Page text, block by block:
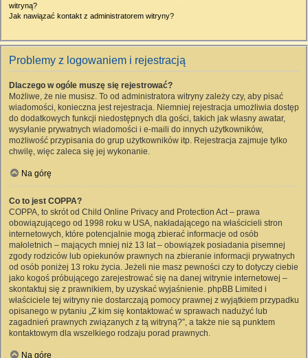
witryną?
Jak nawiązać kontakt z administratorem witryny?
Problemy z logowaniem i rejestracją
Dlaczego w ogóle muszę się rejestrować?
Możliwe, że nie musisz. To od administratora witryny zależy czy, aby pisać
wiadomości, konieczna jest rejestracja. Niemniej rejestracja umożliwia dostęp
do dodatkowych funkcji niedostępnych dla gości, takich jak własny awatar,
wysyłanie prywatnych wiadomości i e-maili do innych użytkowników,
możliwość przypisania do grup użytkowników itp. Rejestracja zajmuje tylko
chwilę, więc zaleca się jej wykonanie.
Na górę
Co to jest COPPA?
COPPA, to skrót od Child Online Privacy and Protection Act – prawa
obowiązującego od 1998 roku w USA, nakładającego na właścicieli stron
internetowych, które potencjalnie mogą zbierać informacje od osób
małoletnich – mających mniej niż 13 lat – obowiązek posiadania pisemnej
zgody rodziców lub opiekunów prawnych na zbieranie informacji prywatnych
od osób poniżej 13 roku życia. Jeżeli nie masz pewności czy to dotyczy ciebie
jako kogoś próbującego zarejestrować się na danej witrynie internetowej –
skontaktuj się z prawnikiem, by uzyskać wyjaśnienie. phpBB Limited i
właściciele tej witryny nie dostarczają pomocy prawnej z wyjątkiem przypadku
opisanego w pytaniu „Z kim się kontaktować w sprawach nadużyć lub
zagadnień prawnych związanych z tą witryną?”, a także nie są punktem
kontaktowym dla wszelkiego rodzaju porad prawnych.
Na górę